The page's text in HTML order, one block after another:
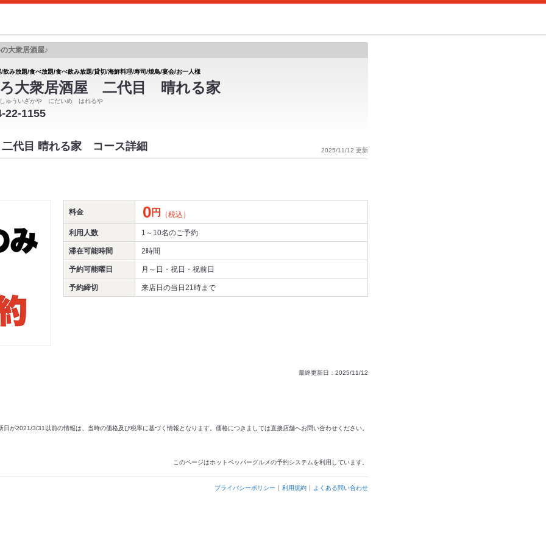
大衆居酒屋♪
飲み放題/食べ放題/食べ飲み放題/貸切/海鮮料理/寿司/焼鳥/宴会/お一人様
大衆居酒屋 二代目 晴れる家
ゅういざかや にだいめ はれるや
22-1155
2025/11/12 更新
二代目 晴れる家 コース詳細
料金 0円 （税込）
利用人数 1～10名のご予約
滞在可能時間 2時間
予約可能曜日 月～日・祝日・祝前日
予約締切 来店日の当日21時まで
最終更新日：2025/11/12
が2021/3/31以前の情報は、当時の価格及び税率に基づく情報となります。価格につきましては直接店舗へお問い合わせください。
このページはホットペッパーグルメの予約システムを利用しています。
プライバシーポリシー 利用規約 よくある問い合わせ